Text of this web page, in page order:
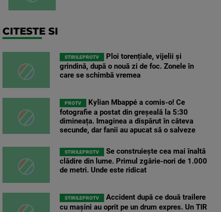
CITESTE SI
STIRILEPROTV
Ploi torențiale, vijelii și
grindină, după o nouă zi de foc. Zonele în
care se schimbă vremea
PROTV
Kylian Mbappé a comis-o! Ce
fotografie a postat din greșeală la 5:30
dimineața. Imaginea a dispărut în câteva
secunde, dar fanii au apucat să o salveze
STIRILEPROTV
Se construiește cea mai înaltă
clădire din lume. Primul zgârie-nori de 1.000
de metri. Unde este ridicat
STIRILEPROTV
Accident după ce două trailere
cu mașini au oprit pe un drum expres. Un TIR